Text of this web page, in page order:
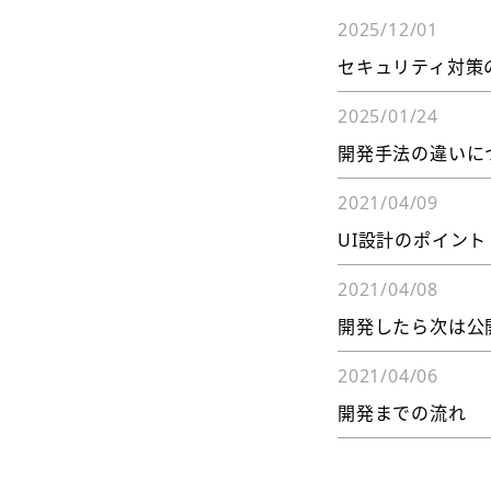
2025/12/01
セキュリティ対策
2025/01/24
開発手法の違いに
2021/04/09
UI設計のポイント
2021/04/08
開発したら次は公
2021/04/06
開発までの流れ